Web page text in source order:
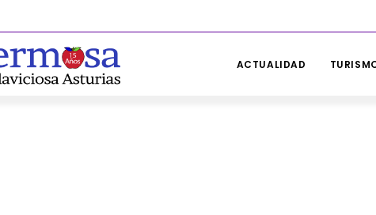
ACTUALIDAD